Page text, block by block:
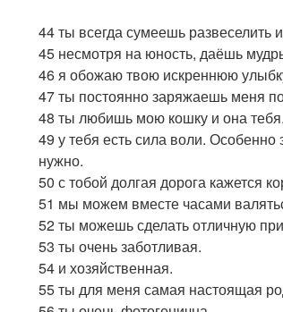
44 ты всегда сумеешь развеселить
45 несмотря на юность, даёшь
46 я обожаю твою искреннюю
47 ты постоянно заряжаешь меня
48 ты любишь мою кошку и она тебя.
49 у тебя есть сила воли.
нужно.
50 с тобой долгая дорога кажется
51 мы можем вместе часами
52 ты можешь сделать отличную
53 ты очень заботливая.
54 и хозяйственная.
55 ты для меня самая настоящая